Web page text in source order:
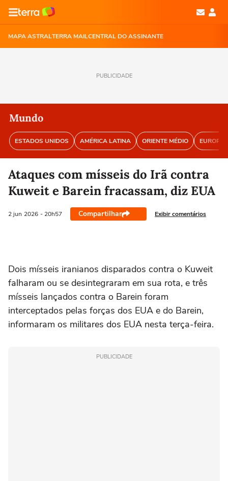
MAPA ASTRALTERRA MAILCENTRAL DO ASSINANTE
PUBLICIDADE
Mundo
ESTADOS UNIDOS AMÉRICA LATINA ORIENTE MÉDIO EUROPA
Ataques com mísseis do Irã contra
Kuweit e Barein fracassam, diz EUA
2 jun 2026 - 20h57 Compartilhar Exibir comentários
Dois mísseis iranianos disparados contra o Kuweit
falharam ou se ⁠desintegraram em ‌sua rota, e três
mísseis ‌lançados contra ‌o Barein ⁠foram
interceptados pelas forças dos EUA e do Barein,
informaram ‌os militares ‌dos EUA ⁠nesta ⁠terça-feira.
PUBLICIDADE